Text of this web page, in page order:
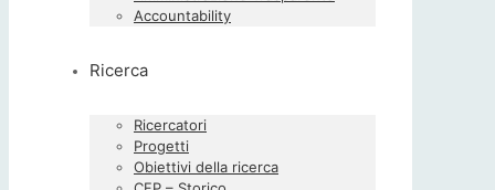
Accountability
Ricerca
Ricercatori
Progetti
Obiettivi della ricerca